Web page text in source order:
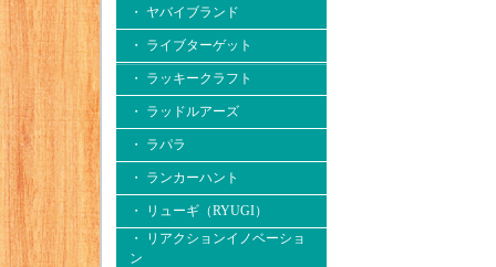
・ ヤバイブランド
・ ライブターゲット
・ ラッキークラフト
・ ラッドルアーズ
・ ラパラ
・ ランカーハント
・ リューギ（RYUGI）
・ リアクションイノベーショ
ン